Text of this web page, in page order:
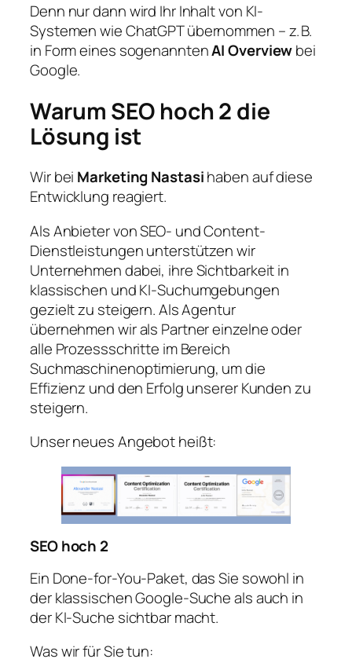
Denn nur dann wird Ihr Inhalt von KI-
Systemen wie ChatGPT übernommen – z. B.
in Form eines sogenanntenAI Overviewbei
Google.
Warum SEO hoch 2 die
Lösung ist
Wir bei Marketing Nastasihaben auf diese
Entwicklung reagiert.
Als Anbieter von SEO- und Content-
Dienstleistungen unterstützen wir
Unternehmen dabei, ihre Sichtbarkeit in
klassischen und KI-Suchumgebungen
gezielt zu steigern. Als Agentur
übernehmen wir als Partner einzelne oder
alle Prozessschritte im Bereich
Suchmaschinenoptimierung, um die
Effizienz und den Erfolg unserer Kunden zu
steigern.
Unser neues Angebot heißt:
SEO hoch 2
Ein Done-for-You-Paket, das Sie sowohl in
der klassischen Google-Suche als auch in
der KI-Suche sichtbar macht.
Was wir für Sie tun: